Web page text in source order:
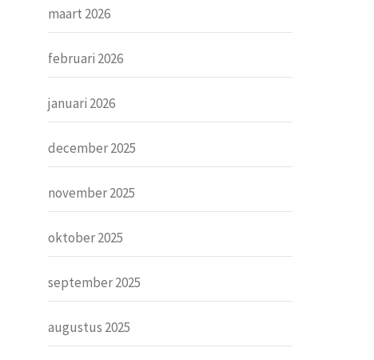
maart 2026
februari 2026
januari 2026
december 2025
november 2025
oktober 2025
september 2025
augustus 2025